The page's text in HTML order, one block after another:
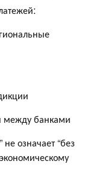
между банками
означает “без